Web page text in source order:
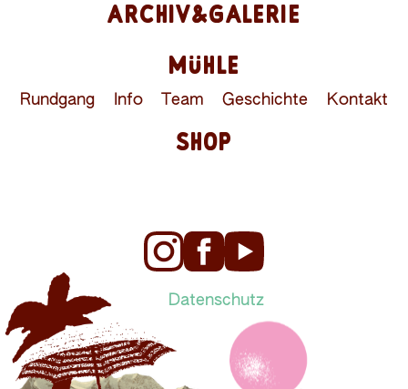
ARCHIV&GALERIE
MÜHLE
Rundgang Info Team Geschichte Kontakt
SHOP
Datenschutz